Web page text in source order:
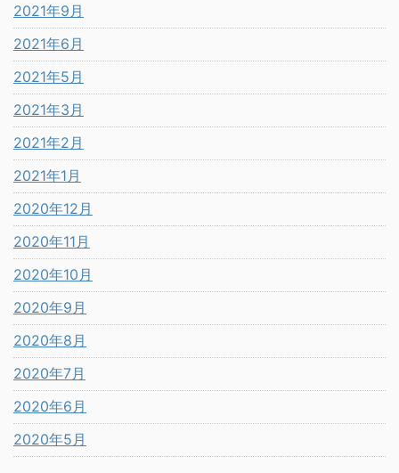
2021年9月
2021年6月
2021年5月
2021年3月
2021年2月
2021年1月
2020年12月
2020年11月
2020年10月
2020年9月
2020年8月
2020年7月
2020年6月
2020年5月